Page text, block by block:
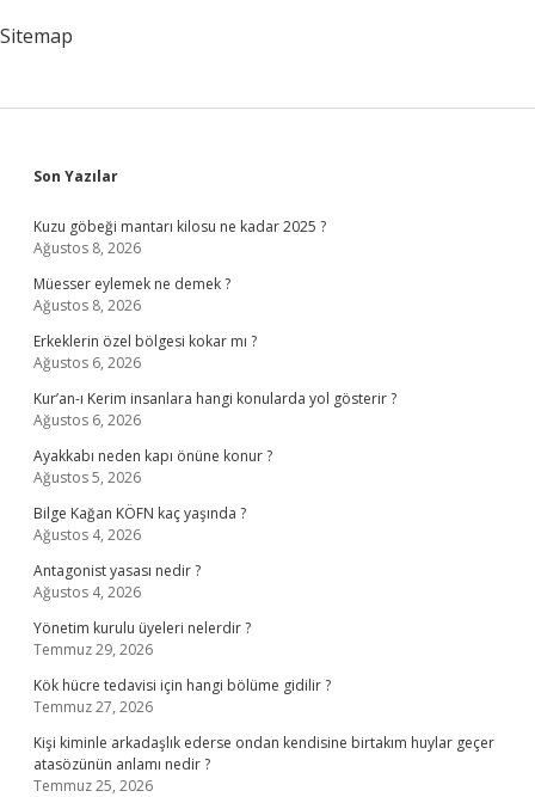
Sitemap
Sidebar
Son Yazılar
Kuzu göbeği mantarı kilosu ne kadar 2025 ?
Ağustos 8, 2026
Müesser eylemek ne demek ?
Ağustos 8, 2026
Erkeklerin özel bölgesi kokar mı ?
Ağustos 6, 2026
Kur’an-ı Kerim insanlara hangi konularda yol gösterir ?
Ağustos 6, 2026
Ayakkabı neden kapı önüne konur ?
Ağustos 5, 2026
Bilge Kağan KÖFN kaç yaşında ?
Ağustos 4, 2026
Antagonist yasası nedir ?
Ağustos 4, 2026
Yönetim kurulu üyeleri nelerdir ?
Temmuz 29, 2026
Kök hücre tedavisi için hangi bölüme gidilir ?
Temmuz 27, 2026
Kişi kiminle arkadaşlık ederse ondan kendisine birtakım huylar geçer
atasözünün anlamı nedir ?
Temmuz 25, 2026